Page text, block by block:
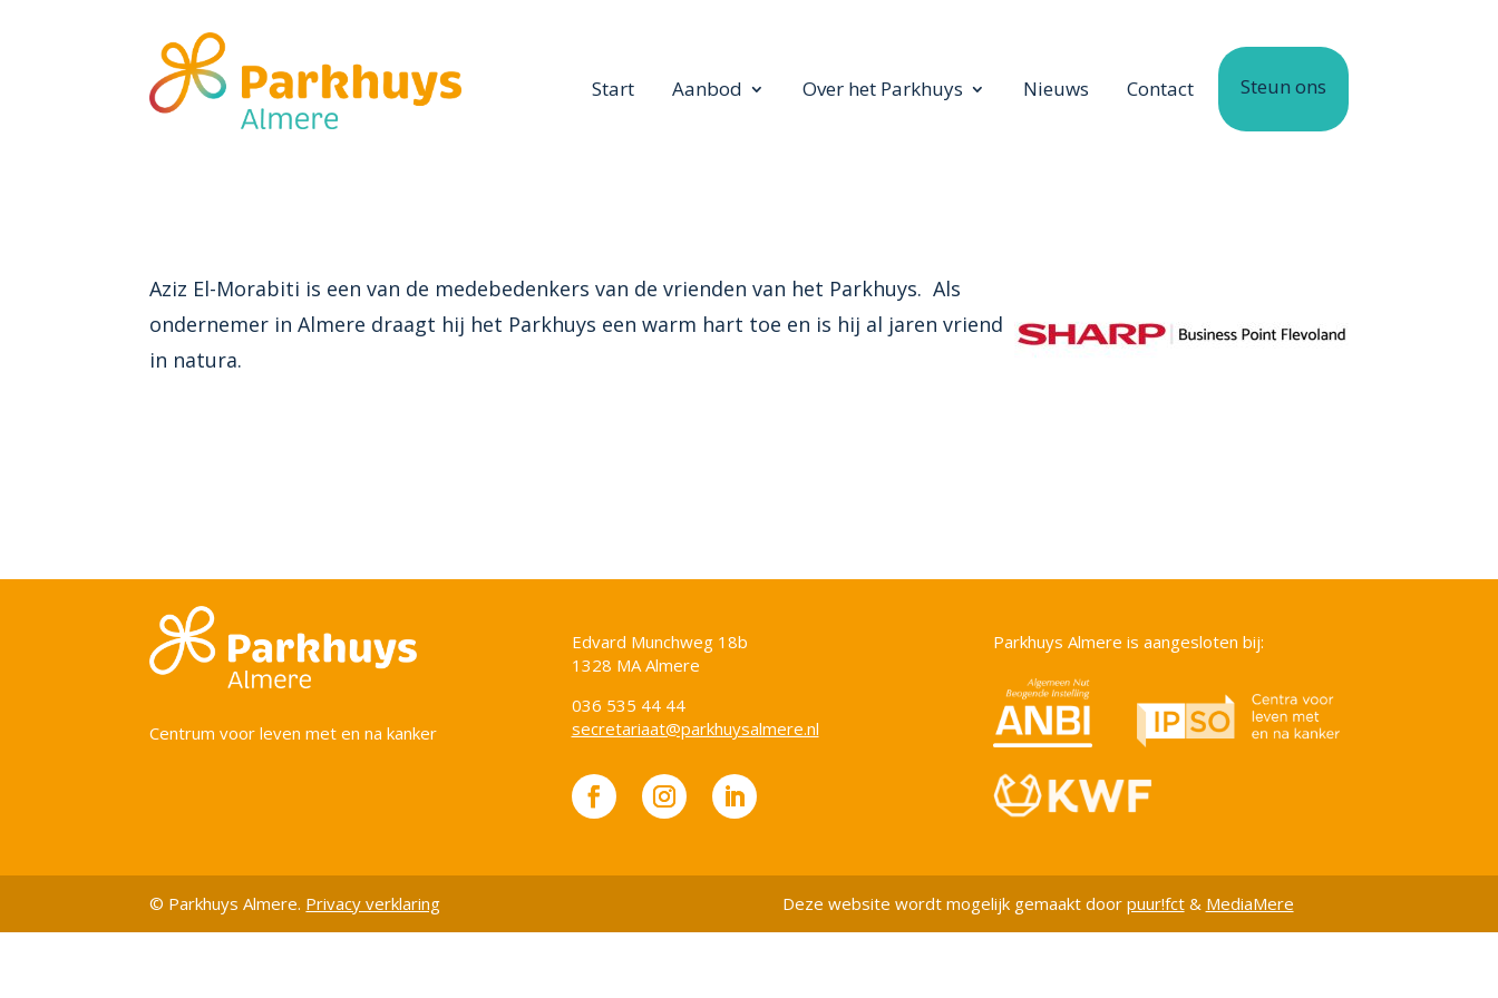
Start Aanbod Over het Parkhuys Nieuws Contact Steun ons
Aziz El-Morabiti is een van de medebedenkers van de vrienden van het Parkhuys. Als
ondernemer in Almere draagt hij het Parkhuys een warm hart toe en is hij al jaren vriend
in natura.
Centrum voor leven met en na kanker
Edvard Munchweg 18b
1328 MA Almere
036 535 44 44
secretariaat@parkhuysalmere.nl
Parkhuys Almere is aangesloten bij:
© Parkhuys Almere. Privacy verklaring Deze website wordt mogelijk gemaakt door puur!fct& MediaMere